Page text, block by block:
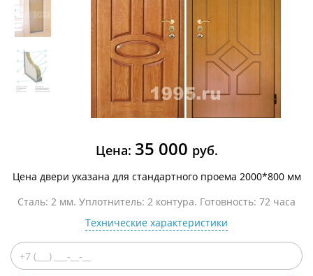
Цена: 35 000 руб.
Цена двери указана для стандартного проема 2000*800 мм
Сталь: 2 мм. Уплотнитель: 2 контура. Готовность: 72 часа
Технические характеристики